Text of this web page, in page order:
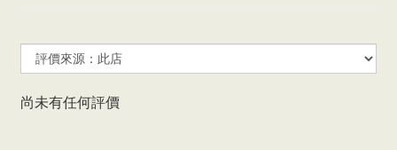
尚未有任何評價